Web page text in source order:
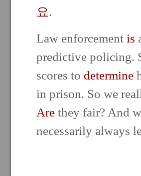
요.
Law enforcement is
predictive policing.
scores to determine
in prison. So we
Are they fair? And
necessarily always